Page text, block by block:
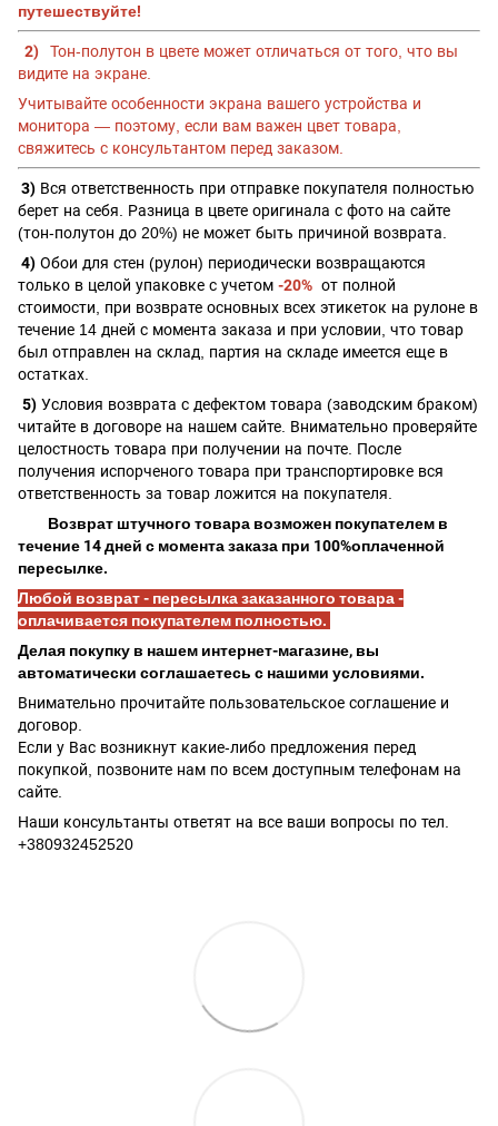
путешествуйте!
2)
Тон-полутон в цвете может отличаться от того, что вы
видите на экране.
Учитывайте особенности экрана вашего устройства и
монитора — поэтому, если вам важен цвет товара,
свяжитесь с консультантом перед заказом.
3) Вся ответственность при отправке покупателя полностью
берет на себя. Разница в цвете оригинала с фото на сайте
(тон-полутон до 20%) не может быть причиной возврата.
4) Обои для стен (рулон) периодически возвращаются
только в целой упаковке с учетом -20% от полной
стоимости, при возврате основных всех этикеток на рулоне в
течение 14 дней с момента заказа и при условии, что товар
был отправлен на склад, партия на складе имеется еще в
остатках.
5) Условия возврата с дефектом товара (заводским браком)
читайте в договоре на нашем сайте. Внимательно проверяйте
целостность товара при получении на почте. После
получения испорченого товара при транспортировке вся
ответственность за товар ложится на покупателя.
Возврат штучного товара возможен покупателем в
течение 14 дней с момента заказа при 100%оплаченной
пересылке.
Любой возврат - пересылка заказанного товара -
оплачивается покупателем полностью.
Делая покупку в нашем интернет-магазине, вы
автоматически соглашаетесь с нашими условиями.
Внимательно прочитайте пользовательское соглашение и
договор.
Если у Вас возникнут какие-либо предложения перед
покупкой, позвоните нам по всем доступным телефонам на
сайте.
Наши консультанты ответят на все ваши вопросы по тел.
+380932452520